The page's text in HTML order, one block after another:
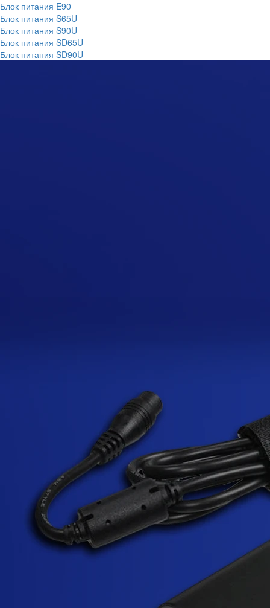
Блок питания E90
Блок питания S65U
Блок питания S90U
Блок питания SD65U
Блок питания SD90U